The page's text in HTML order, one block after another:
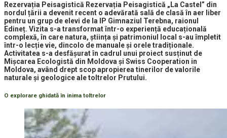
Rezervația Peisagistică Rezervația Peisagistică „La Castel” din
nordul țării a devenit recent o adevărată sală de clasă în aer liber
pentru un grup de elevi de la IP Gimnaziul Terebna, raionul
Edineț. Vizita s-a transformat într-o experiență educațională
complexă, în care natura, știința și patrimoniul local s-au împletit
într-o lecție vie, dincolo de manuale și orele tradiționale.
Activitatea s-a desfășurat în cadrul unui proiect susținut de
Mișcarea Ecologistă din Moldova și Swiss Cooperation in
Moldova, având drept scop apropierea tinerilor de valorile
naturale și geologice ale toltrelor Prutului.
O explorare ghidată în inima toltrelor